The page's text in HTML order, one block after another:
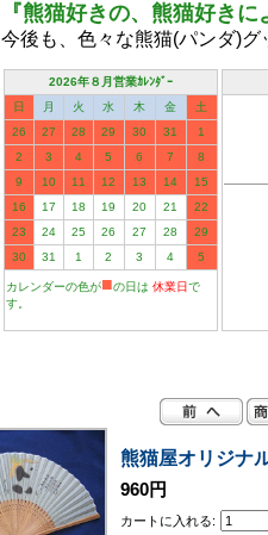
『熊猫好きの、熊猫好き
今後も、色々な熊猫(パンダ)
2026年８月営業ｶﾚﾝﾀﾞｰ
日
月 火 水 木 金
土
26
27 28 29 30 31
1
2
3 4 5 6 7
8
9
10 11 12 13 14
15
16
17 18 19 20 21
22
23
24 25 26 27 28
29
30
31 1 2 3 4 5
カレンダーの色が■の日は 休業日で
す。
熊猫屋オリジナ
960円
カートに入れる: